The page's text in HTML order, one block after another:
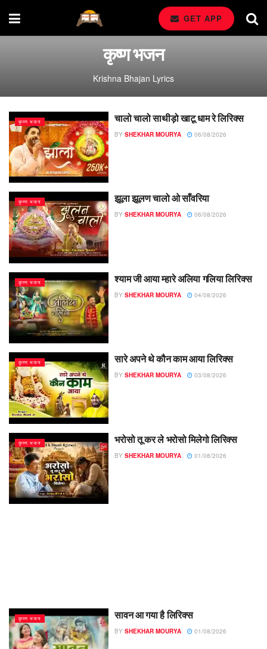
GET APP
कृष्ण भजन
Krishna Bhajan Lyrics
कृष्ण भजन चालो चालो साथीड़ो खाटू धाम रे लिरिक्स
BY SHEKHAR MOURYA 06/08/2026
कृष्ण भजन झूला झूलण चालो ओ साँवरिया
BY SHEKHAR MOURYA 06/08/2026
कृष्ण भजन श्याम जी आया म्हारे अलिया गलिया लिरिक्स
BY SHEKHAR MOURYA 04/08/2026
कृष्ण भजन सारे अपने थे कौन काम आया लिरिक्स
BY SHEKHAR MOURYA 03/08/2026
कृष्ण भजन भरोसो तू कर ले भरोसो मिलेगो लिरिक्स
BY SHEKHAR MOURYA 01/08/2026
कृष्ण भजन सावन आ गया है लिरिक्स
BY SHEKHAR MOURYA 01/08/2026